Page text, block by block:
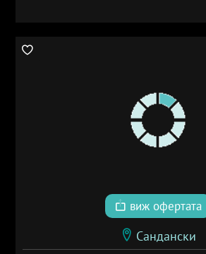
виж офертата
Сандански